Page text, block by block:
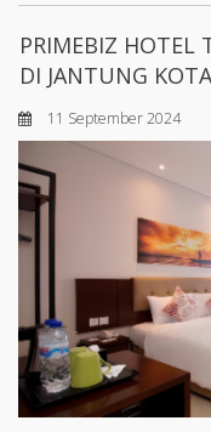
PRIMEBIZ HOTEL
DI JANTUNG
11 September 2024